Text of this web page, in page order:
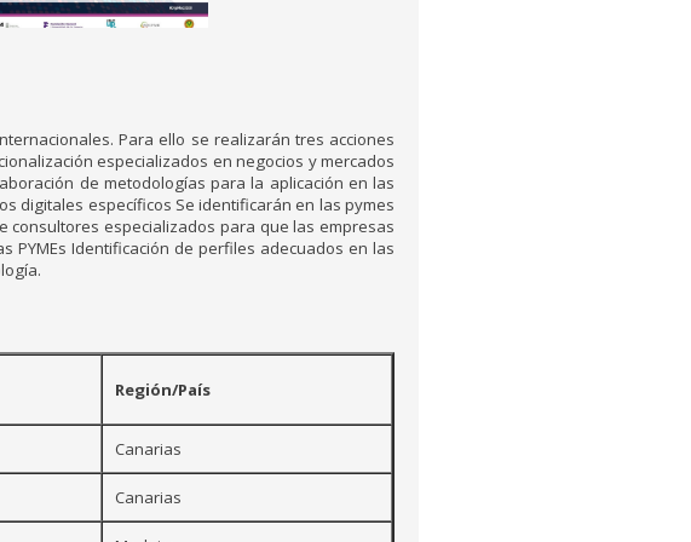
Para ello se realizarán tres acciones
especializados en negocios y mercados
de metodologías para la aplicación en las
digitales específicos Se identificarán en las pymes
consultores especializados para que las empresas
PYMEs Identificación de perfiles adecuados en las
Región/País
Canarias
Canarias